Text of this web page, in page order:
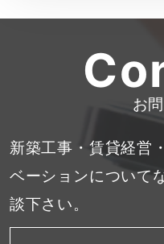
の
ジ
送
り
お
新築工事・賃貸経営
ベーションについて
談下さい。